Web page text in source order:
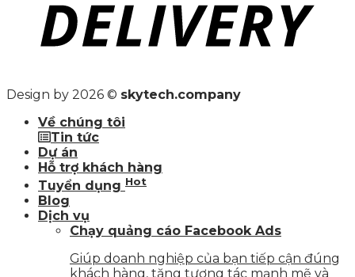
Design by 2026 © skytech.company
Về chúng tôi
Tin tức
Dự án
Hỗ trợ khách hàng
Tuyển dụng Hot
Blog
Dịch vụ
Chạy quảng cáo Facebook Ads
Giúp doanh nghiệp của bạn tiếp cận đúng
khách hàng, tăng tương tác mạnh mẽ và